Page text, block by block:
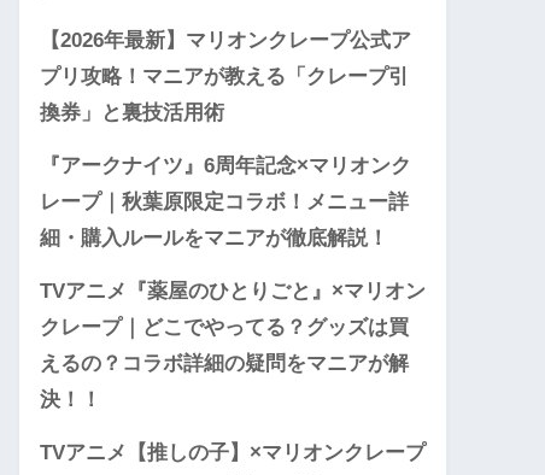
【2026年最新】マリオンクレープ公式ア
プリ攻略！マニアが教える「クレープ引
換券」と裏技活用術
『アークナイツ』6周年記念×マリオンク
レープ｜秋葉原限定コラボ！メニュー詳
細・購入ルールをマニアが徹底解説！
TVアニメ『薬屋のひとりごと』×マリオン
クレープ｜どこでやってる？グッズは買
えるの？コラボ詳細の疑問をマニアが解
決！！
TVアニメ【推しの子】×マリオンクレープ